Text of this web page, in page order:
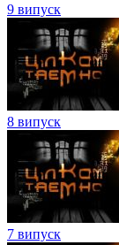
9 випуск
8 випуск
7 випуск